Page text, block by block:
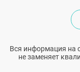
Вся информация на
не заменяет